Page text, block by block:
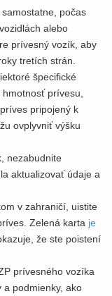
počas
alebo
prívesný vozík, aby
tretích strán.
špecifické
prívesu,
pripojený k
ovplyvniť výšku
nezabudnite
aktualizovať údaje a
v zahraničí, uistite
Zelená karta je
že ste poistení
prívesného vozíka
a podmienky, ako